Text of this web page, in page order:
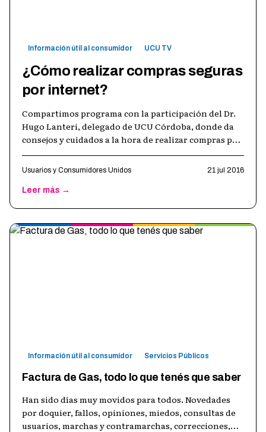
Información útil al consumidor UCU TV
¿Cómo realizar compras seguras
por internet?
Compartimos programa con la participación del Dr.
Hugo Lanteri, delegado de UCU Córdoba, donde da
consejos y cuidados a la hora de realizar compras por
Usuarios y Consumidores Unidos 21 jul 2016
Leer más →
Información útil al consumidor Servicios Públicos
Factura de Gas, todo lo que tenés que saber
Han sido días muy movidos para todos. Novedades
por doquier, fallos, opiniones, miedos, consultas de
usuarios, marchas y contramarchas, correcciones,